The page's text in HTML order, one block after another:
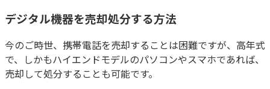
デジタル機器を売却処分する方法
今のご時世、携帯電話を売却することは困難ですが、高年式
で、しかもハイエンドモデルのパソコンやスマホであれば、
売却して処分することも可能です。